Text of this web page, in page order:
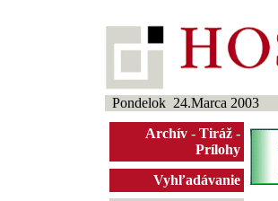
Pondelok 24.Marca 2003
Archív - Tiráž -
Prílohy
Vyhľadávanie